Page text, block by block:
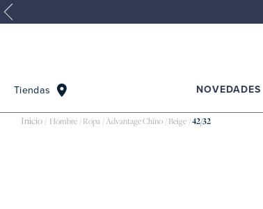
Tiendas NOVEDADES
Hombre Ropa Advantage Chino Beige 42/32